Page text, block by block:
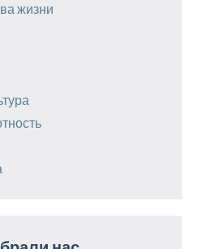
жизни